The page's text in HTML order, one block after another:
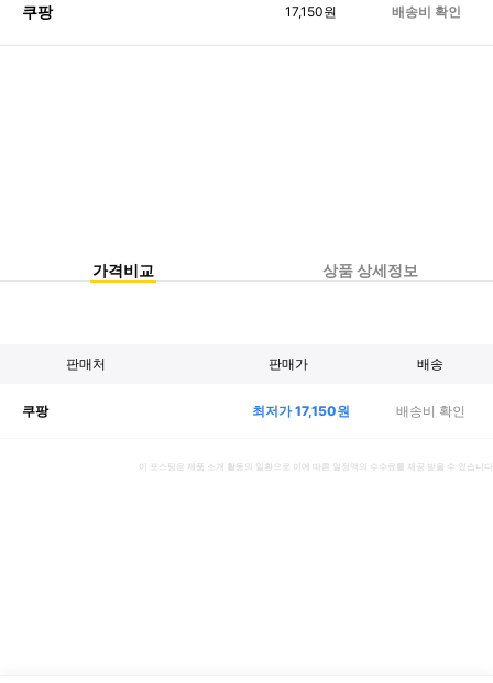
쿠팡 17,150원 배송비 확인
가격비교 상품 상세정보
판매처 판매가 배송
쿠팡 최저가17,150원 배송비 확인
이 포스팅은 제품 소개 활동의 일환으로 이에 따른 일정액의 수수료를 제공 받을 수 있습니다